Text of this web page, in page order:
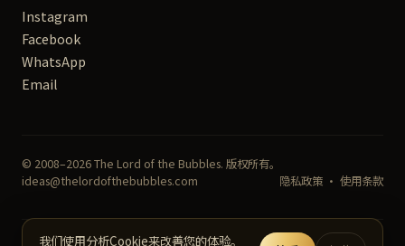
Instagram
Facebook
WhatsApp
Email
© 2008–2026 The Lord of the Bubbles. 版权所有。
ideas@thelordofthebubbles.com
隐私政策 · 使用条款
我们使用分析Cookie来改善您的体验。